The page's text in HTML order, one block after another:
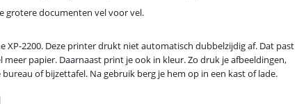
grotere documenten vel voor vel.
2200. Deze printer drukt niet automatisch dubbelzijdig af. Dat past
papier. Daarnaast print je ook in kleur. Zo druk je afbeeldingen,
of bijzettafel. Na gebruik berg je hem op in een kast of lade.